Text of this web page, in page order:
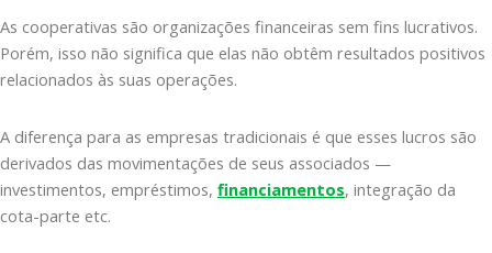
As cooperativas são organizações financeiras sem fins lucrativos.
Porém, isso não significa que elas não obtêm resultados positivos
relacionados às suas operações.
A diferença para as empresas tradicionais é que esses lucros são
derivados das movimentações de seus associados —
investimentos, empréstimos, financiamentos, integração da
cota-parte etc.